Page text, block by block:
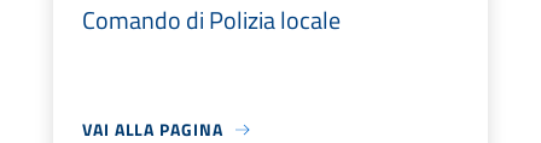
Comando di Polizia locale
VAI ALLA PAGINA